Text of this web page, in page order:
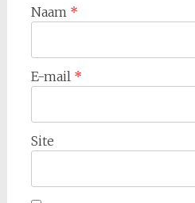
Naam *
E-mail *
Site